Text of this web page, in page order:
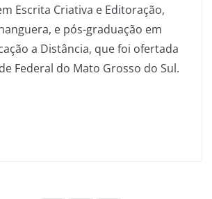
Escrita Criativa e Editoração,
e pós-graduação em
a Distância, que foi ofertada
Federal do Mato Grosso do Sul.